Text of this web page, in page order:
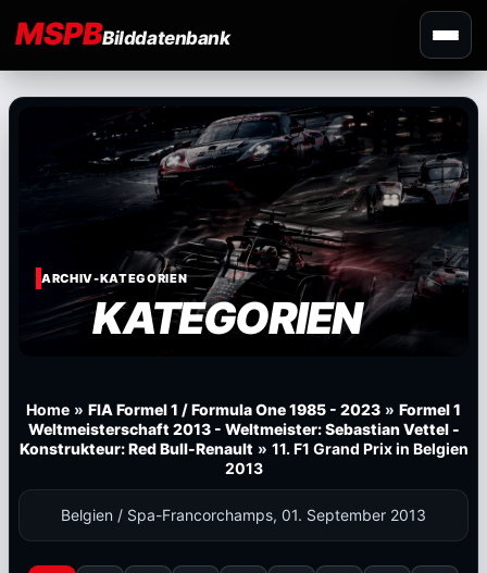
MSPBBilddatenbank
ARCHIV-KATEGORIEN
KATEGORIEN
Home » FIA Formel 1 / Formula One 1985 - 2023 » Formel 1
Weltmeisterschaft 2013 - Weltmeister: Sebastian Vettel -
Konstrukteur: Red Bull-Renault » 11. F1 Grand Prix in Belgien
2013
Belgien / Spa-Francorchamps, 01. September 2013